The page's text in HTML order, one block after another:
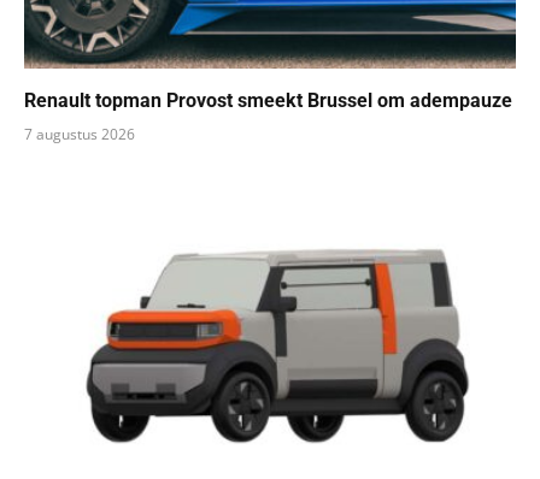
Renault topman Provost smeekt Brussel om adempauze
7 augustus 2026